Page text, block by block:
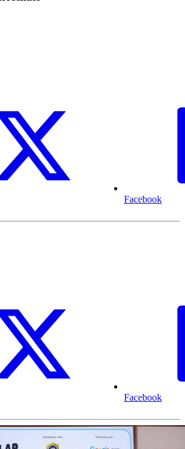
Facebook
Facebook